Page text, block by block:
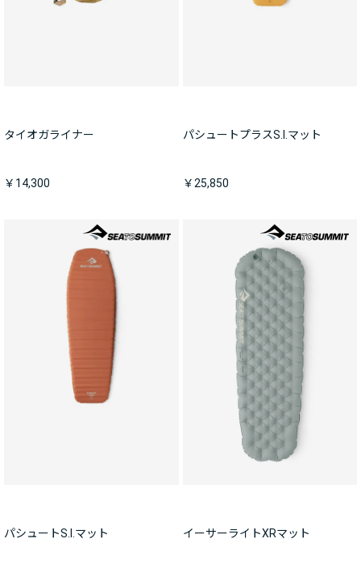
タイオガライナー
￥14,300
パシュートプラスS.I.マット
￥25,850
パシュートS.I.マット イーサーライトXRマット